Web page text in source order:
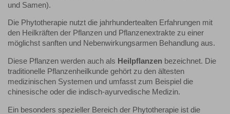
und Samen).
Die Phytotherapie nutzt die jahrhundertealten Erfahrungen mit
den Heilkräften der Pflanzen und Pflanzenextrakte zu einer
möglichst sanften und Nebenwirkungsarmen Behandlung aus.
Diese Pflanzen werden auch als Heilpflanzen bezeichnet. Die
traditionelle Pflanzenheilkunde gehört zu den ältesten
medizinischen Systemen und umfasst zum Beispiel die
chinesische oder die indisch-ayurvedische Medizin.
Ein besonders spezieller Bereich der Phytotherapie ist die